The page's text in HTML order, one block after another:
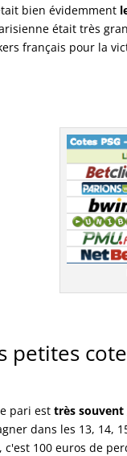
bien évidemment
était très
français pour la
petites
pari est très souvent
dans les 13, 14,
100 euros de